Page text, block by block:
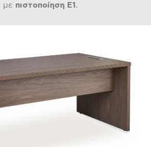
με πιστοποίηση Ε1.